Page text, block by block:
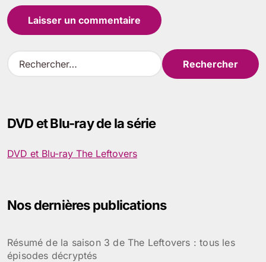
R
e
r
h
e
:
DVD et Blu-ray de la série
DVD et Blu-ray The Leftovers
Nos dernières publications
Résumé de la saison 3 de The Leftovers : tous les
épisodes décryptés